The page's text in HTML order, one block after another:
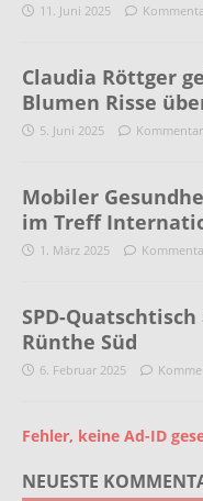
11. Juni 2025
Claudia Röttger
Blumen Risse
5. Juni 2025
Mobiler
im Treff
1. März 2025
SPD-
Rünthe Süd
6. Februar 2025
Fehler, keine Ad-ID
NEUESTE